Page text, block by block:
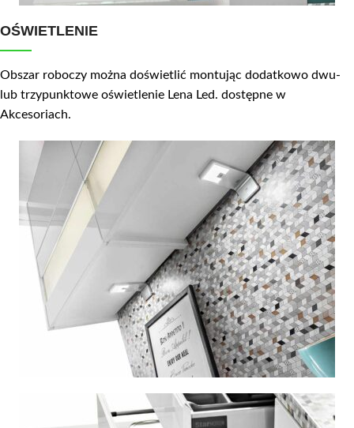
OŚWIETLENIE
Obszar roboczy można doświetlić montując dodatkowo dwu-
lub trzypunktowe oświetlenie Lena Led. dostępne w
Akcesoriach.